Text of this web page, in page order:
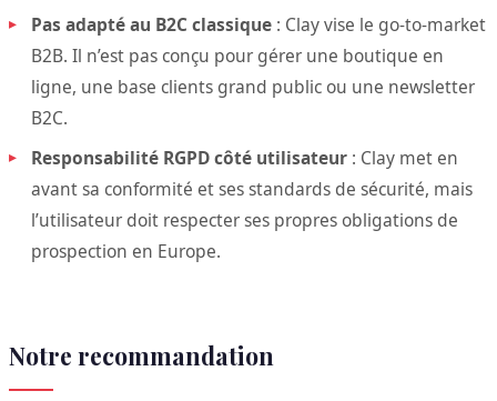
Pas adapté au B2C classique : Clay vise le go-to-market
B2B. Il n’est pas conçu pour gérer une boutique en
ligne, une base clients grand public ou une newsletter
B2C.
Responsabilité RGPD côté utilisateur : Clay met en
avant sa conformité et ses standards de sécurité, mais
l’utilisateur doit respecter ses propres obligations de
prospection en Europe.
Notre recommandation